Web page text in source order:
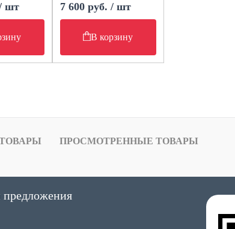
шт 7 600 руб. / шт
В корзину
ПРОСМОТРЕННЫЕ ТОВАРЫ